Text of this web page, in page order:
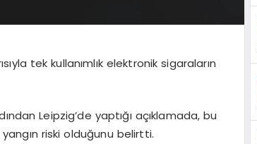
tek kullanımlık elektronik sigaraların
Leipzig’de yaptığı açıklamada, bu
riski olduğunu belirtti.